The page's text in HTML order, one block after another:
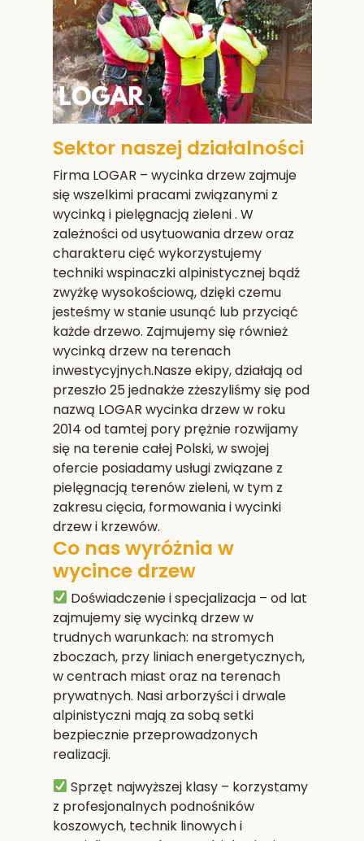
Sektor naszej działalności
Firma LOGAR – wycinka drzew zajmuje
się wszelkimi pracami związanymi z
wycinką i pielęgnacją zieleni . W
zależności od usytuowania drzew oraz
charakteru cięć wykorzystujemy
techniki wspinaczki alpinistycznej bądź
zwyżkę wysokościową, dzięki czemu
jesteśmy w stanie usunąć lub przyciąć
każde drzewo. Zajmujemy się również
wycinką drzew na terenach
inwestycyjnych.Nasze ekipy, działają od
przeszło 25 jednakże zżeszyliśmy się pod
nazwą LOGAR wycinka drzew w roku
2014 od tamtej pory prężnie rozwijamy
się na terenie całej Polski, w swojej
ofercie posiadamy usługi związane z
pielęgnacją terenów zieleni, w tym z
zakresu cięcia, formowania i wycinki
drzew i krzewów.
Co nas wyróżnia w
wycince drzew
Doświadczenie i specjalizacja– od lat
zajmujemy się wycinką drzew w
trudnych warunkach: na stromych
zboczach, przy liniach energetycznych,
w centrach miast oraz na terenach
prywatnych. Nasi arborzyści i drwale
alpinistyczni mają za sobą setki
bezpiecznie przeprowadzonych
realizacji.
Sprzęt najwyższej klasy– korzystamy
z profesjonalnych podnośników
koszowych, technik linowych i